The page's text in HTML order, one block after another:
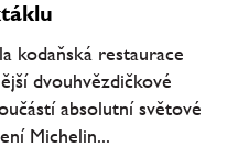
kodaňská restaurace
dvouhvězdičkové
absolutní světové
Michelin...